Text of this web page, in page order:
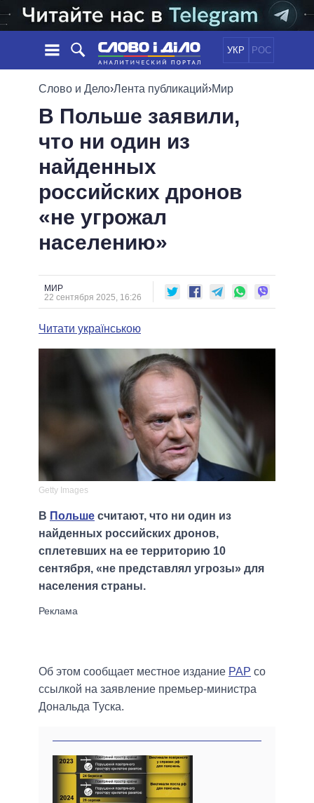
УКР РОС
НОВОСТИ
ЛЕНТА
СОБЫТИЯ
СТАТЬИ
МНЕНИЯ
ОБЗОРЫ
ДАЙДЖЕСТЫ
ПОЛИТИКА
ЭКОНОМИКА
ОБЕЩАНИЯ
ПОЛИТИКИ
ВСЕ ПОЛИТИКИ
ПРЕЗИДЕНТ И ОФИС
ВЕРХОВНАЯ РАДА
КАБИНЕТ МИНИСТРОВ
МЭРЫ
ВСЕ ПЕРСОНЫ
ВИДЕО
ПОДДЕРЖАТЬ
СРАВНЕНИЕ ПОЛИТИКОВ
Слово и Дело›Лента публикаций›Мир
В Польше заявили,
что ни один из
найденных
российских дронов
«не угрожал
населению»
МИР
22 сентября 2025, 16:26
Читати українською
Getty Images
В Польше считают, что ни один из
найденных российских дронов,
сплетевших на ее территорию 10
сентября, «не представлял угрозы» для
населения страны.
Об этом сообщает местное издание PAP со
ссылкой на заявление премьер-министра
Дональда Туска.